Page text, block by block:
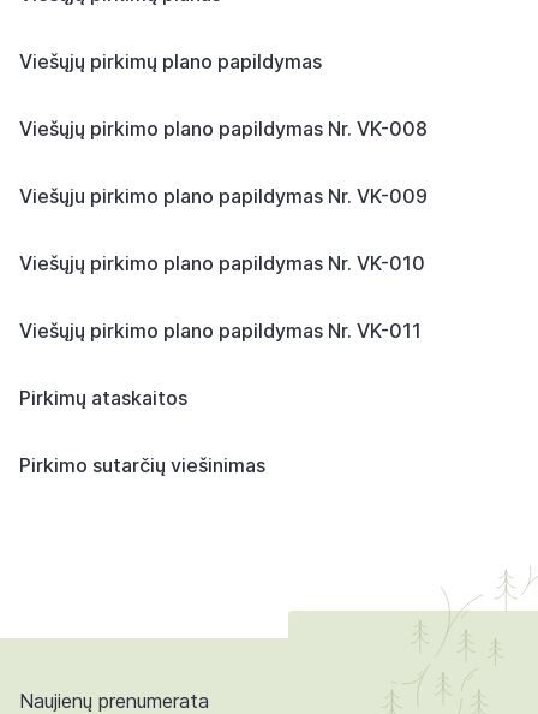
Viešųjų pirkimų plano papildymas
Viešųjų pirkimo plano papildymas Nr. VK-008
Viešųju pirkimo plano papildymas Nr. VK-009
Viešųjų pirkimo plano papildymas Nr. VK-010
Viešųjų pirkimo plano papildymas Nr. VK-011
Pirkimų ataskaitos
Pirkimo sutarčių viešinimas
Naujienų prenumerata